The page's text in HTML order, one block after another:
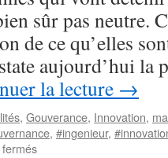
sûr pas neutre.
de ce qu’elles
aujourd’hui la
la lecture →
, Gouverance, Innovation,
, #ingenieur,
sur